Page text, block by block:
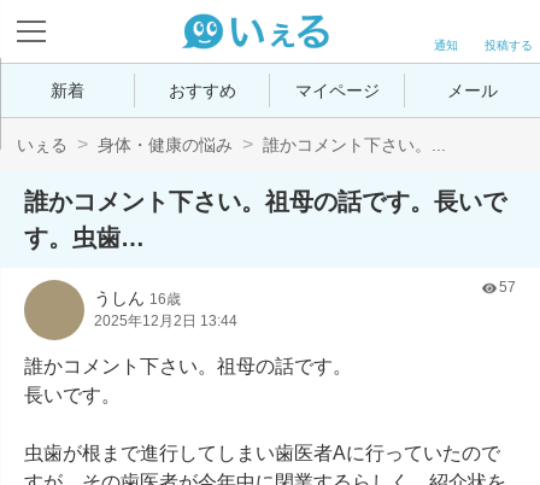
投稿する
通知
新着 おすすめ マイページ メール
いぇる 身体・健康の悩み 誰かコメント下さい。...
誰かコメント下さい。祖母の話です。長いで
す。虫歯…
うしん 16歳
2025年12月2日 13:44
57
誰かコメント下さい。祖母の話です。
長いです。
虫歯が根まで進行してしまい歯医者Aに行っていたので